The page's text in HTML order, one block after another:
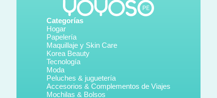
Categorías
Hogar
Papelería
Maquillaje y Skin Care
Korea Beauty
Tecnología
Moda
Peluches & juguetería
Accesorios & Complementos de Viajes
Mochilas & Bolsos